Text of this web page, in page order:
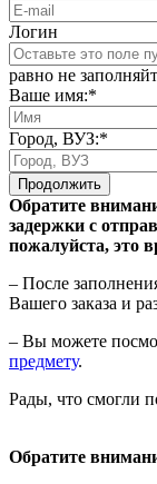
Логин
равно не
Ваше имя:*
Город, ВУЗ:*
Продолжить
Обратите
задержки с
пожалуйста, это
– После
Вашего заказа и
– Вы можете
предмету.
Рады, что смогли
Обратите